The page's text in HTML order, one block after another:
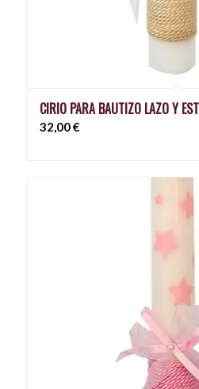
CIRIO PARA BAUTIZO LAZO Y
32,00€